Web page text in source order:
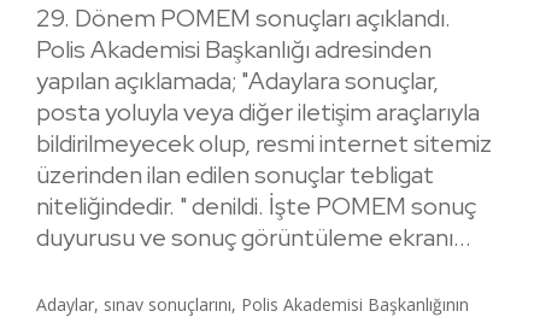
29. Dönem POMEM sonuçları açıklandı.
Polis Akademisi Başkanlığı adresinden
yapılan açıklamada; "Adaylara sonuçlar,
posta yoluyla veya diğer iletişim araçlarıyla
bildirilmeyecek olup, resmi internet sitemiz
üzerinden ilan edilen sonuçlar tebligat
niteliğindedir. " denildi. İşte POMEM sonuç
duyurusu ve sonuç görüntüleme ekranı...
Adaylar, sınav sonuçlarını, Polis Akademisi Başkanlığının